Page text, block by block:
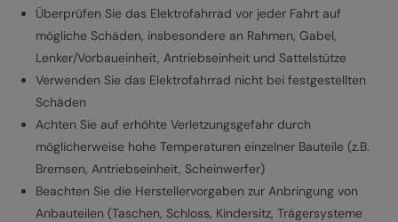
Überprüfen Sie das Elektrofahrrad vor jeder Fahrt auf
mögliche Schäden, insbesondere an Rahmen, Gabel,
Lenker/Vorbaueinheit, Antriebseinheit und Sattelstütze
Verwenden Sie das Elektrofahrrad nicht bei festgestellten
Schäden
Achten Sie auf erhöhte Verletzungsgefahr durch
möglicherweise hohe Temperaturen einzelner Bauteile (z.B.
Bremsen, Antriebseinheit, Scheinwerfer)
Beachten Sie die Herstellervorgaben zur Anbringung von
Anbauteilen (Taschen, Schloss, Kindersitz, Trägersysteme